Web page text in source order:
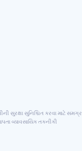
સુરક્ષા સુનિશ્ચિત કરવા માટે સમગ્ર
વ્યાવસાયિક તકનીકી